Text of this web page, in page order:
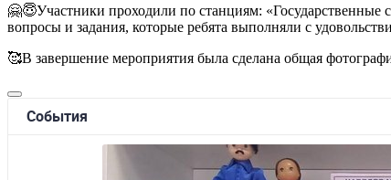
🤗😇Участники проходили по станциям:
вопросы и задания, которые ребята выполняли с
🥰В завершение мероприятия была сделана общая